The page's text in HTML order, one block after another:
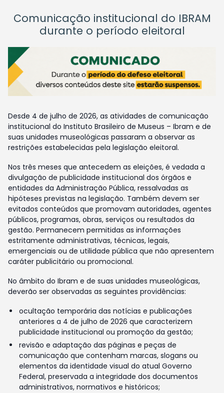
Comunicação institucional do IBRAM
durante o período eleitoral
Desde 4 de julho de 2026, as atividades de comunicação
institucional do Instituto Brasileiro de Museus – Ibram e de
suas unidades museológicas passaram a observar as
restrições estabelecidas pela legislação eleitoral.
Nos três meses que antecedem as eleições, é vedada a
divulgação de publicidade institucional dos órgãos e
entidades da Administração Pública, ressalvadas as
hipóteses previstas na legislação. Também devem ser
evitados conteúdos que promovam autoridades, agentes
públicos, programas, obras, serviços ou resultados da
gestão. Permanecem permitidas as informações
estritamente administrativas, técnicas, legais,
emergenciais ou de utilidade pública que não apresentem
caráter publicitário ou promocional.
No âmbito do Ibram e de suas unidades museológicas,
deverão ser observadas as seguintes providências:
ocultação temporária das notícias e publicações
anteriores a 4 de julho de 2026 que caracterizem
publicidade institucional ou promoção da gestão;
revisão e adaptação das páginas e peças de
comunicação que contenham marcas, slogans ou
elementos da identidade visual do atual Governo
Federal, preservada a integridade dos documentos
administrativos, normativos e históricos;